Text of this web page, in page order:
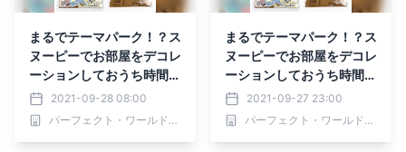
まるでテーマパーク！？ス
ヌーピーでお部屋をデコレ
ーションしておうち時間を
素敵なものに♪マンネリ気
味のお部屋をチェンジ！お
子様のバースデーパーティ
2021-09-28 08:00
パーフェクト・ワールド株式会社
まるでテーマパーク！？ス
ヌーピーでお部屋をデコレ
ーションしておうち時間を
素敵なものに♪マンネリ気
味のお部屋をチェンジ！お
子様のバースデーパーティ
2021-09-27 23:00
パーフェクト・ワールド株式会社